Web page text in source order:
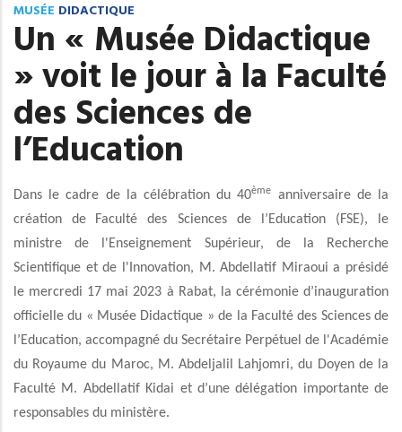
MUSÉE DIDACTIQUE
Un « Musée Didactique
» voit le jour à la Faculté
des Sciences de
l’Education
Dans le cadre de la célébration du 40ème
anniversaire de la
création de
Faculté des Sciences de l’Education (FSE), le
ministre de l'Enseignement Supérieur, de la Recherche
Scientifique et de l'Innovation, M. Abdellatif Miraoui a présidé
le mercredi 17 mai 2023 à Rabat, la cérémonie d’inauguration
officielle du « Musée Didactique » de la Faculté des Sciences de
l’Education, accompagné du Secrétaire Perpétuel de l'Académie
du Royaume du Maroc, M. Abdeljalil Lahjomri, du Doyen de la
Faculté M. Abdellatif Kidai et d’une délégation importante de
responsables du ministère.